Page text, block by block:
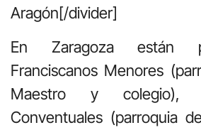
Aragón[/divider]
En Zaragoza están
Franciscanos Menores
Maestro y colegio),
Conventuales (parroquia